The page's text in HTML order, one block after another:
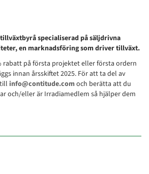
specialiserad på säljdrivna
en marknadsföring som driver tillväxt.
rabatt på första projektet eller första ordern
innan årsskiftet 2025. För att ta del av
info@contitude.comoch berätta att du
och/eller är Irradiamedlem så hjälper dem